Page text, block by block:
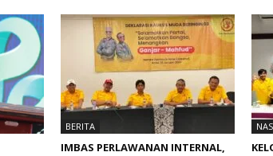
BERITA
IMBAS PERLAWANAN INTERNAL,